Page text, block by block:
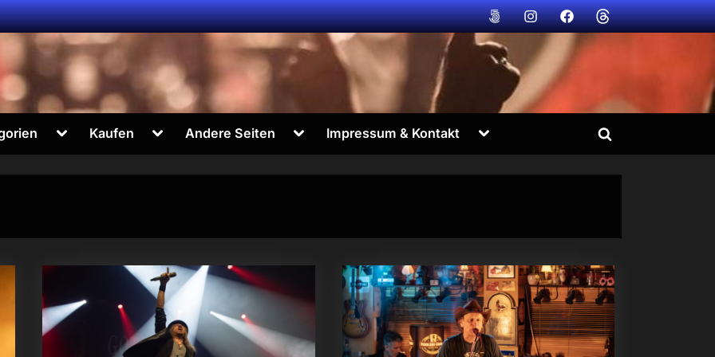
Bildvogt
@
500px
Bildvogt
@
instagram
Bildvogt
@
facebook
Bildvogt
@
Toggle
menu
Kaufen
Toggle
menu
Andere Seiten
Toggle
menu
Impressum & Kontakt
Toggle
menu
Toggle